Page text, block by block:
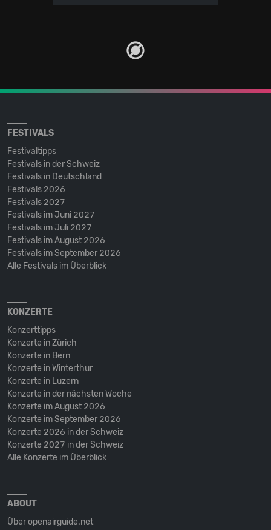
FESTIVALS
Festivaltipps
Festivals in der Schweiz
Festivals in Deutschland
Festivals 2026
Festivals 2027
Festivals im Juni 2027
Festivals im Juli 2027
Festivals im August 2026
Festivals im September 2026
Alle Festivals im Überblick
KONZERTE
Konzerttipps
Konzerte in Zürich
Konzerte in Bern
Konzerte in Winterthur
Konzerte in Luzern
Konzerte in der nächsten Woche
Konzerte im August 2026
Konzerte im September 2026
Konzerte 2026 in der Schweiz
Konzerte 2027 in der Schweiz
Alle Konzerte im Überblick
ABOUT
Über openairguide.net